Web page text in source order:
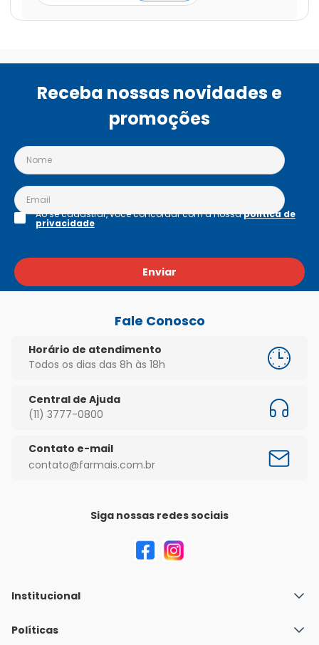
Receba nossas novidades e
promoções
Enviar
Ao se cadastrar, você concordar com a nossapolítica de
privacidade
Fale Conosco
Horário de atendimento
Todos os dias das 8h às 18h
Central de Ajuda
(11) 3777-0800
Contato e-mail
contato@farmais.com.br
Siga nossas redes sociais
Institucional
Quem Somos
Políticas